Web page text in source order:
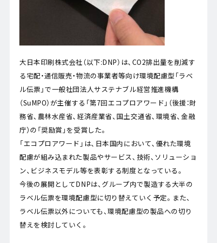
大日本印刷株式会社（以下:DNP）は、CO2排出量を削減す
る宅配・通信販売・物流の事業者等向け環境配慮型「ラベ
ル伝票」で一般社団法人サステナブル経営推進機構
（SuMPO）が主催する「第7回エコプロアワード」（後援：財
務省、農林水産省、経済産業省、国土交通省、環境省、金融
庁）の「奨励賞」を受賞した。
「エコプロアワード」は、日本国内において、優れた環境
配慮が組み込まれた製品やサービス、技術、ソリューショ
ン、ビジネスモデル等を表彰する制度となっている。
今後の展開としてDNPは、グループ内で製造する大半の
ラベル伝票を環境配慮型に切り替えていく予定。また、
ラベル伝票以外についても、環境配慮型の製品への切り
替えを検討していく。